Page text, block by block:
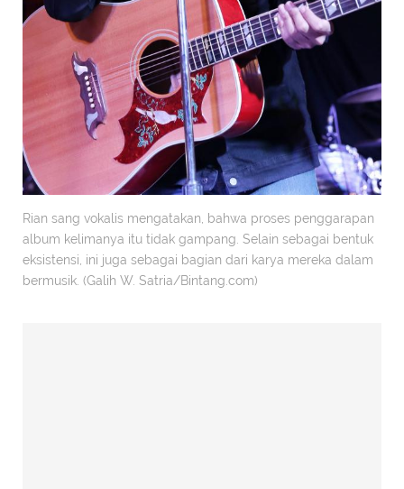
Rian sang vokalis mengatakan, bahwa proses penggarapan
album kelimanya itu tidak gampang. Selain sebagai bentuk
eksistensi, ini juga sebagai bagian dari karya mereka dalam
bermusik. (Galih W. Satria/Bintang.com)